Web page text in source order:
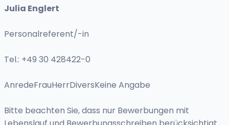
Julia Englert
Personalreferent/-in
Tel.: +49 30 428422-0
AnredeFrauHerrDiversKeine Angabe
Bitte beachten Sie, dass nur Bewerbungen mit